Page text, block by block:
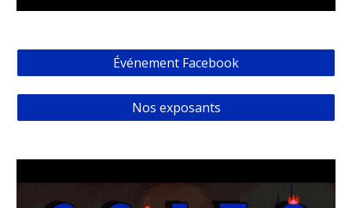
Événement Facebook
Nos exposants